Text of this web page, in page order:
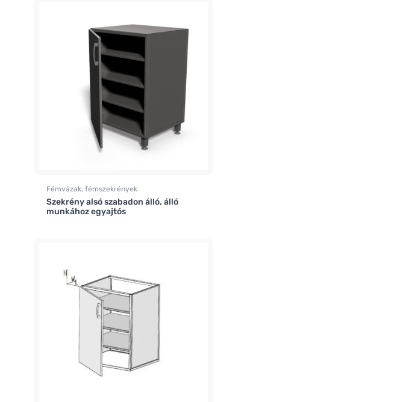
Fémvázak, fémszekrények
Szekrény alsó szabadon álló, álló
munkához egyajtós